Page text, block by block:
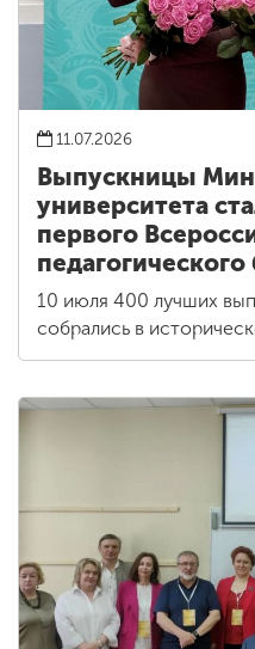
11.07.2026
Выпускницы
университета
первого
10 июля 400 лучших
собрались в